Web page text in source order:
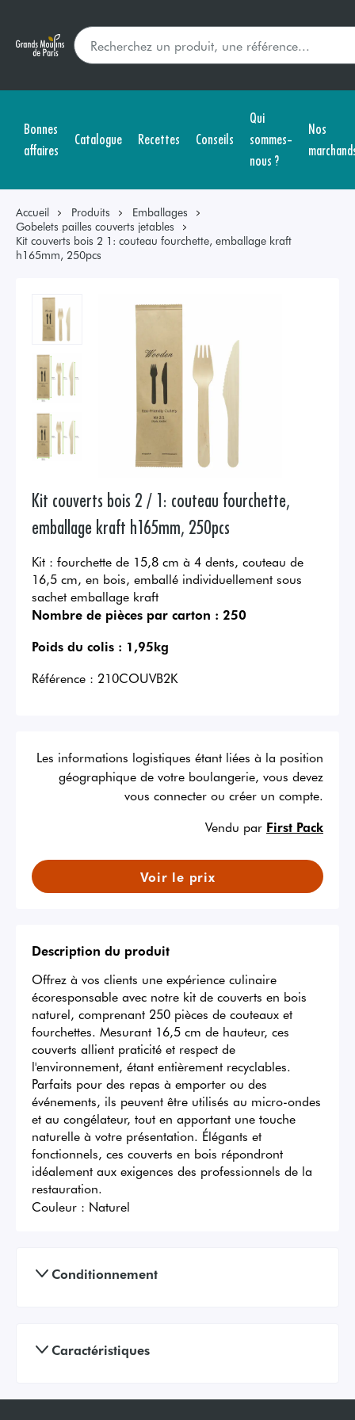
Bonnes
affaires
Catalogue Recettes Conseils
Qui
sommes-
nous ?
Nos
Accueil Produits
Emballages
Gobelets pailles couverts jetables
Kit couverts bois 2 1: couteau fourchette, emballage kraft
h165mm, 250pcs
Kit couverts bois 2 / 1: couteau fourchette,
emballage kraft h165mm, 250pcs
Kit : fourchette de 15,8 cm à 4 dents, couteau de
16,5 cm, en bois, emballé individuellement sous
sachet emballage kraft
Nombre de pièces par carton : 250
Poids du colis : 1,95kg
Référence : 210COUVB2K
Les informations logistiques étant liées à la position
géographique de votre boulangerie, vous devez
vous connecter ou créer un compte.
Vendu par First Pack
Voir le prix
Description du produit
Offrez à vos clients une expérience culinaire
écoresponsable avec notre kit de couverts en bois
naturel, comprenant 250 pièces de couteaux et
fourchettes. Mesurant 16,5 cm de hauteur, ces
couverts allient praticité et respect de
l'environnement, étant entièrement recyclables.
Parfaits pour des repas à emporter ou des
événements, ils peuvent être utilisés au micro-ondes
et au congélateur, tout en apportant une touche
naturelle à votre présentation. Élégants et
fonctionnels, ces couverts en bois répondront
idéalement aux exigences des professionnels de la
restauration.
Couleur : Naturel
Conditionnement
Caractéristiques